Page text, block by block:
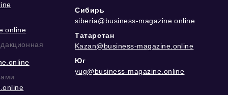
Сибирь
siberia@business-magazine.online
Татарстан
Kazan@business-magazine.online
Юг
yug@business-magazine.online